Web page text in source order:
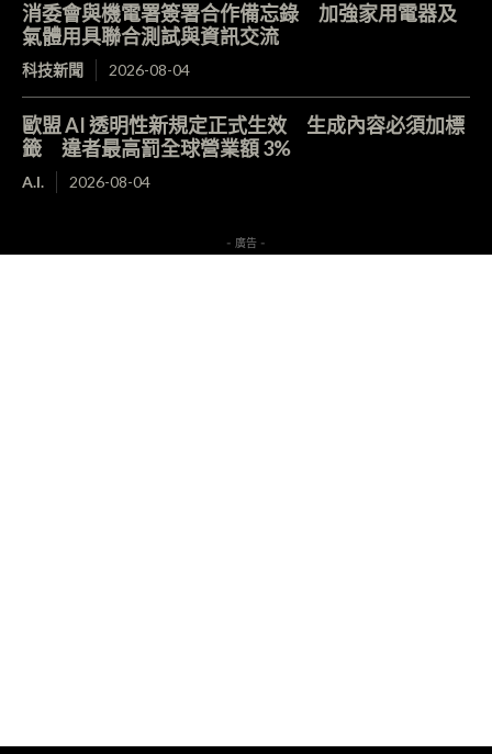
消委會與機電署簽署合作備忘錄 加強家用電器及
氣體用具聯合測試與資訊交流
科技新聞 2026-08-04
歐盟 AI 透明性新規定正式生效 生成內容必須加標
籤 違者最高罰全球營業額 3%
A.I. 2026-08-04
- 廣告 -